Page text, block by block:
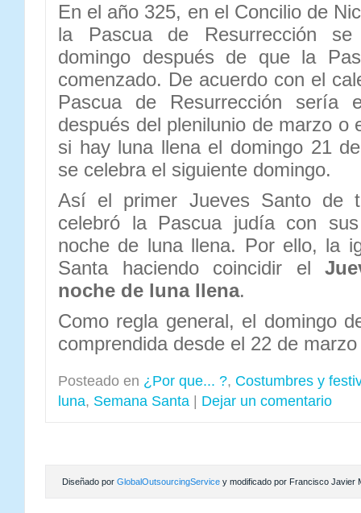
En el año 325, en el Concilio de
la Pascua de Resurrección
domingo después de que la
comenzado. De acuerdo con el
Pascua de Resurrección sería
después del plenilunio de marzo o
si hay luna llena el domingo 21
se celebra el siguiente domingo.
Así el primer Jueves Santo de
celebró la Pascua judía con
noche de luna llena. Por ello, la
Santa haciendo coincidir el
noche de luna llena.
Como regla general, el domingo
comprendida desde el 22 de
Posteado en ¿Por que... ?, Costumbres y
luna, Semana Santa Dejar un comentario
Diseñado por GlobalOutsourcingService y modificado por Francisco Javier